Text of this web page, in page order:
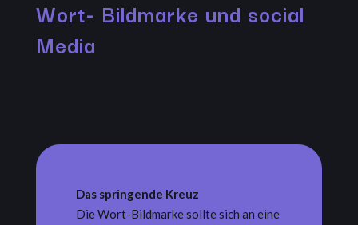
Wort- Bildmarke und social
Media
Das springende Kreuz
Die Wort-Bildmarke sollte sich an eine